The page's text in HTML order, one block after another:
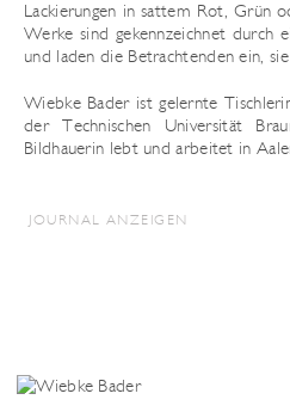
Lackierungen in sattem Rot, Grün
Werke sind gekennzeichnet durch
und laden die Betrachtenden ein,
Wiebke Bader ist gelernte
der Technischen Universität
Bildhauerin lebt und arbeitet in
JOURNAL ANZEIGEN